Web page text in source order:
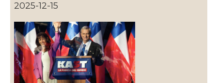
2025-12-15